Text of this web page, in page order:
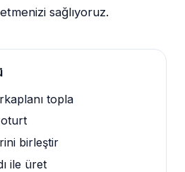
sağlıyoruz.
topla
birleştir
ile üret